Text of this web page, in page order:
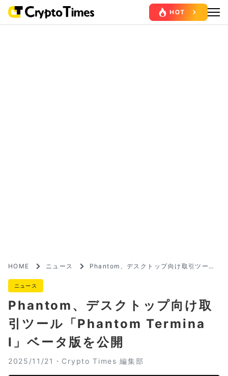
HOME ニュース
Phantom、デスクトップ向け取引ツール
ニュース
Phantom、デスクトップ向け取
引ツール「Phantom Termina
l」ベータ版を公開
2025/11/21・ Crypto Times 編集部